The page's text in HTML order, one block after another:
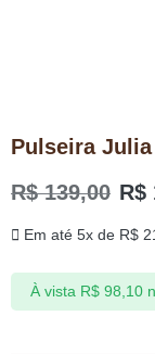
Pulseira
R$139,00 R$
Em até 5x de R$
À vista R$98,10